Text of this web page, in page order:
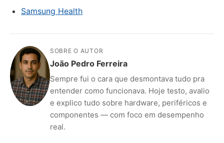
Samsung Health
SOBRE O AUTOR
João Pedro Ferreira
Sempre fui o cara que desmontava tudo pra
entender como funcionava. Hoje testo, avalio
e explico tudo sobre hardware, periféricos e
componentes — com foco em desempenho
real.